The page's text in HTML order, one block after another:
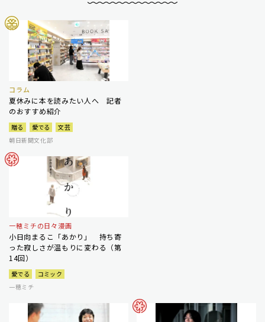
コラム
夏休みに本を読みたい人へ 記者
のおすすめ紹介
贈る 愛でる
文芸
朝日新聞文化部
一穂ミチの日々漫画
小日向まるこ「あかり」 持ち寄
った寂しさが温もりに変わる（第
14回）
愛でる
コミック
一穂ミチ